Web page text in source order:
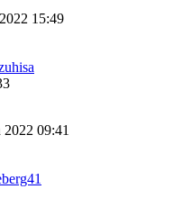
15:49
09:41